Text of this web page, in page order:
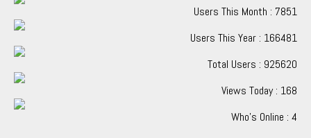
Users This Month : 7851
Users This Year : 166481
Total Users : 925620
Views Today : 168
Who's Online : 4